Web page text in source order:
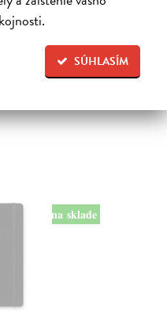
SÚHLASÍM
strane sú dni v týždni a na
na sklade